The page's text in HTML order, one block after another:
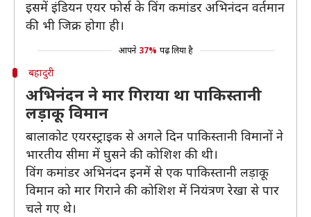
इसमें इंडियन एयर फोर्स के विंग कमांडर अभिनंदन वर्तमान
की भी जिक्र होगा ही।
आपने 37% पढ़ लिया है
बहादुरी
अभिनंदन ने मार गिराया था पाकिस्तानी
लड़ाकू विमान
बालाकोट एयरस्ट्राइक से अगले दिन पाकिस्तानी विमानों ने
भारतीय सीमा में घुसने की कोशिश की थी।
विंग कमांडर अभिनंदन इनमें से एक पाकिस्तानी लड़ाकू
विमान को मार गिराने की कोशिश में नियंत्रण रेखा से पार
चले गए थे।